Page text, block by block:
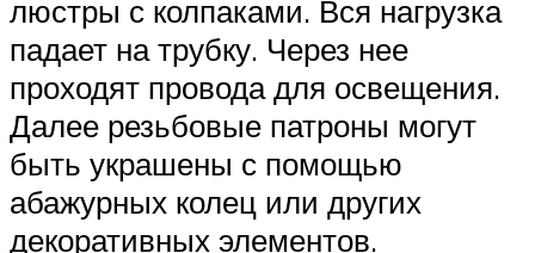
люстры с колпаками. Вся нагрузка
падает на трубку. Через нее
проходят провода для освещения.
Далее резьбовые патроны могут
быть украшены с помощью
абажурных колец или других
декоративных элементов.